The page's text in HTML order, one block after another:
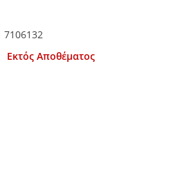
7106132
Εκτός Αποθέματος